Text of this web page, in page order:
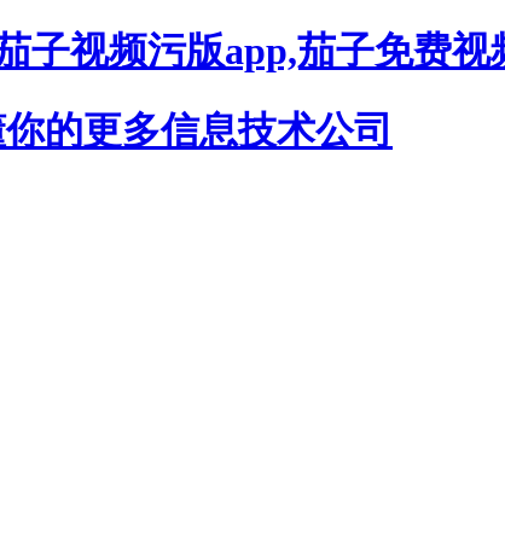
子视频污版app,茄子免费视